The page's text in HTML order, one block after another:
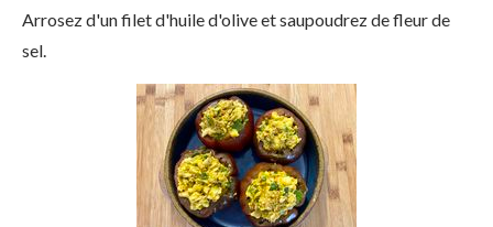
Arrosez d'un filet d'huile d'olive et saupoudrez de fleur de
sel.